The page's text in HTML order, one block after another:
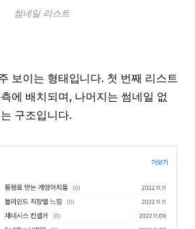
썸네일 리스트
보이는 형태입니다. 첫 번째 리스트
에 배치되며, 나머지는 썸네일 없
구조입니다.